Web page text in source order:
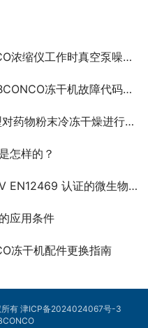
时真空泵噪音大是什么原因？
故障代码解析以及解决方案指南
冻干燥进行分析和优化的理论研究
怎样的？
认证的微生物安全柜
应用条件
冻干机配件更换指南
有 津ICP备2024024067号-3